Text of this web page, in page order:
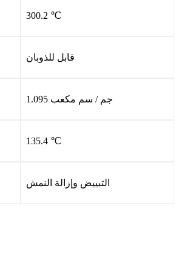
300.2 ℃
قابل للذوبان
1.095 جم / سم مكعب
135.4 ℃
التبييض وإزالة النمش